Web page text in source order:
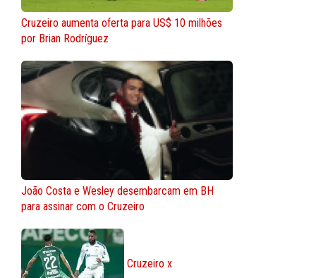
Cruzeiro aumenta oferta para US$ 10 milhões
por Brian Rodríguez
João Costa e Wesley desembarcam em BH
para assinar com o Cruzeiro
Cruzeiro x